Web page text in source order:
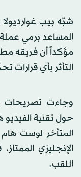
شبَّه بيب
المساعد برمي عملة
مؤكداً أن فريقه
التأثر بأي
وجاءت تصريحات
حول تقنية الفيديو
المتأخر ‌لوست هام
الإنجليزي
اللقب.